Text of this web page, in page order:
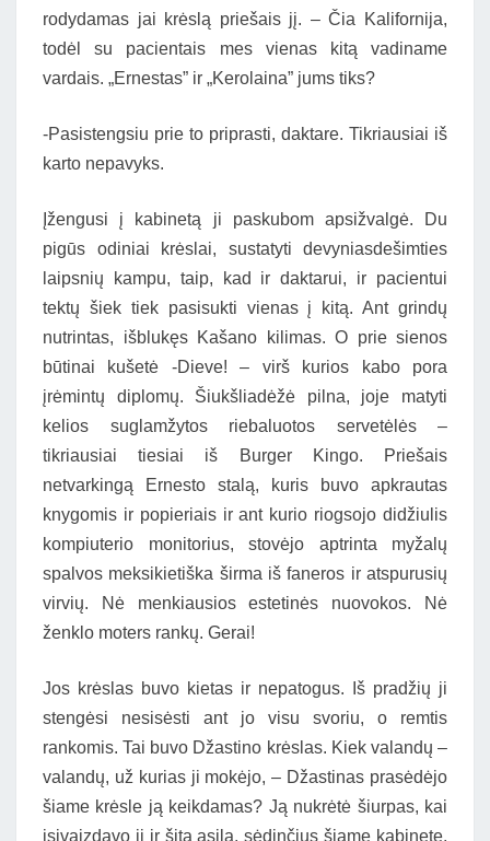
rodydamas jai krėslą priešais jį. – Čia Kalifornija,
todėl su pacientais mes vienas kitą vadiname
vardais. „Ernestas” ir „Kerolaina” jums tiks?
-Pasistengsiu prie to priprasti, daktare. Tikriausiai iš
karto nepavyks.
Įžengusi į kabinetą ji paskubom apsižvalgė. Du
pigūs odiniai krėslai, sustatyti devyniasdešimties
laipsnių kampu, taip, kad ir daktarui, ir pacientui
tektų šiek tiek pasisukti vienas į kitą. Ant grindų
nutrintas, išblukęs Kašano kilimas. O prie sienos
būtinai kušetė -Dieve! – virš kurios kabo pora
įrėmintų diplomų. Šiukšliadėžė pilna, joje matyti
kelios suglamžytos riebaluotos servetėlės –
tikriausiai tiesiai iš Burger Kingo. Priešais
netvarkingą Ernesto stalą, kuris buvo apkrautas
knygomis ir popieriais ir ant kurio riogsojo didžiulis
kompiuterio monitorius, stovėjo aptrinta myžalų
spalvos meksikietiška širma iš faneros ir atspurusių
virvių. Nė menkiausios estetinės nuovokos. Nė
ženklo moters rankų. Gerai!
Jos krėslas buvo kietas ir nepatogus. Iš pradžių ji
stengėsi nesisėsti ant jo visu svoriu, o remtis
rankomis. Tai buvo Džastino krėslas. Kiek valandų –
valandų, už kurias ji mokėjo, – Džastinas prasėdėjo
šiame krėsle ją keikdamas? Ją nukrėtė šiurpas, kai
įsivaizdavo jį ir šitą asilą, sėdinčius šiame kabinete,